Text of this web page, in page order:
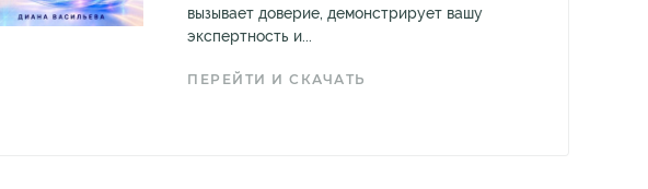
вызывает доверие, демонстрирует вашу
экспертность и...
ПЕРЕЙТИ И СКАЧАТЬ